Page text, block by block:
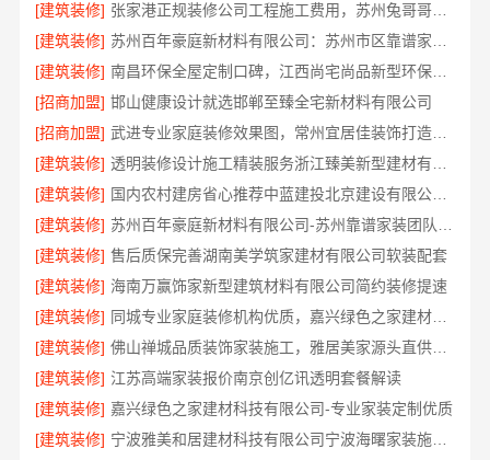
[建筑装修]
张家港正规装修公司工程施工费用，苏州兔哥哥智装新材料有限公司
[建筑装修]
[建筑装修]
南昌环保全屋定制口碑，江西尚宅尚品新型环保材料有限公司值得信赖
[招商加盟] 邯山健康设计就选邯郸至臻全宅新材料有限公司
[招商加盟]
武进专业家庭装修效果图，常州宜居佳装饰打造理想家
[建筑装修]
[建筑装修]
国内农村建房省心推荐中蓝建投北京建设有限公司四川
[建筑装修]
[建筑装修] 售后质保完善湖南美学筑家建材有限公司软装配套
[建筑装修] 海南万赢饰家新型建筑材料有限公司简约装修提速
[建筑装修]
同城专业家庭装修机构优质，嘉兴绿色之家建材科技
[建筑装修]
佛山禅城品质装饰家装施工，雅居美家源头直供更省心
[建筑装修] 江苏高端家装报价南京创亿讯透明套餐解读
[建筑装修] 嘉兴绿色之家建材科技有限公司-专业家装定制优质
[建筑装修]
宁波雅美和居建材科技有限公司宁波海曙家装施工线下门店地址